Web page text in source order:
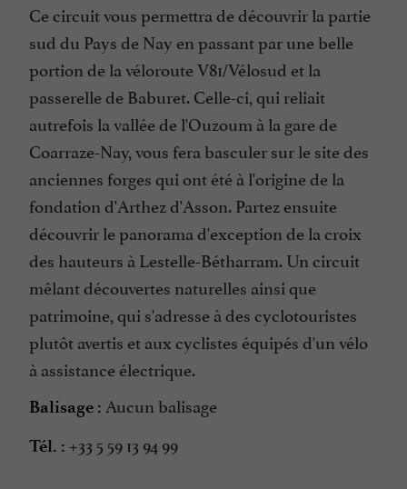
Ce circuit vous permettra de découvrir la partie
sud du Pays de Nay en passant par une belle
portion de la véloroute V81/Vélosud et la
passerelle de Baburet. Celle-ci, qui reliait
autrefois la vallée de l'Ouzoum à la gare de
Coarraze-Nay, vous fera basculer sur le site des
anciennes forges qui ont été à l'origine de la
fondation d'Arthez d'Asson. Partez ensuite
découvrir le panorama d'exception de la croix
des hauteurs à Lestelle-Bétharram. Un circuit
mêlant découvertes naturelles ainsi que
patrimoine, qui s'adresse à des cyclotouristes
plutôt avertis et aux cyclistes équipés d'un vélo
à assistance électrique.
Balisage : Aucun balisage
Tél. : +33 5 59 13 94 99